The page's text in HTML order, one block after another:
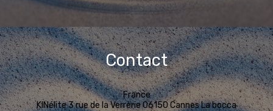
Contact
France
KINélite 3 rue de la Verrerie 06150 Cannes La bocca